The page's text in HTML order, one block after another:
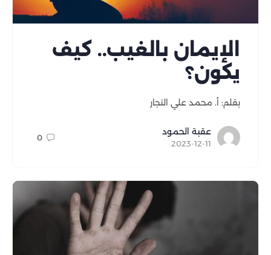
الإيمان بالغيب.. كيف
يكون؟
بقلم: أ. محمد علي النجار
عقبة الحمود
2023-12-11
0